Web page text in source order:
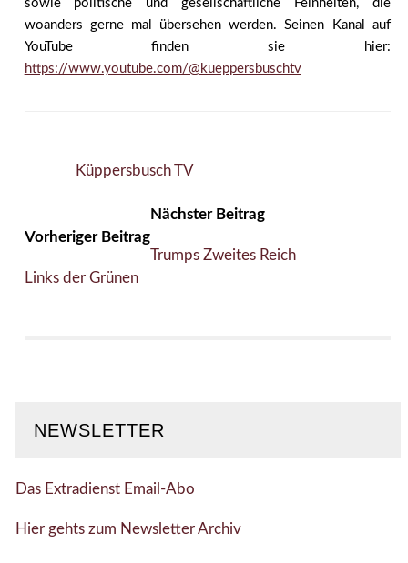
sowie politische und gesellschaftliche Feinheiten, die
woanders gerne mal übersehen werden. Seinen Kanal auf
YouTube finden sie hier:
https://www.youtube.com/@kueppersbuschtv
Küppersbusch TV
Vorheriger Beitrag
Links der Grünen
Nächster Beitrag
Trumps Zweites Reich
NEWSLETTER
Das Extradienst Email-Abo
Hier gehts zum Newsletter Archiv